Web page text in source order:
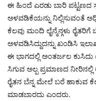
ಈ ಹಿಂದೆ ಎರಡು ಬಾರಿ ಪಟ್ಟಣದ
ಅಳವಡಿಕೆಯನ್ನು ನಿಲ್ಲಿಸುವಂತೆ
ಕೆಲವು ಮಂದಿ ಲೈನ್ಮೆನ್ಗಳು
ಅಳವಡಿಸಿದ್ದುದನ್ನು ಖಂಡಿಸಿ
ಈ ಭಾಗದಲ್ಲಿ ಅಂತರ್ಜಲ ಕುಸಿದು
ಸಿಗುವ ಅಲ್ಪ ಪ್ರಮಾಣದ ನೀರಿನಲ್ಲಿ
ರೈತನ ಬೆನ್ನ ಮೇಲೆ ಬರೆ ಹಾಕುವ
ಮಾಡಬಾರದು ಎಂದರು.